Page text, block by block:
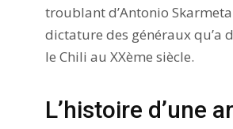
troublant d’Antonio
dictature des généraux qu’a
le Chili au XXème siècle.
L’histoire d’une